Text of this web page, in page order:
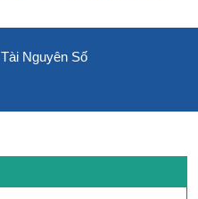
Tài Nguyên Số